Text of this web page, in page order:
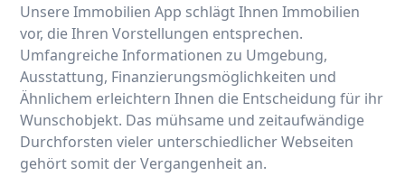
Unsere Immobilien App schlägt Ihnen Immobilien
vor, die Ihren Vorstellungen entsprechen.
Umfangreiche Informationen zu Umgebung,
Ausstattung, Finanzierungsmöglichkeiten und
Ähnlichem erleichtern Ihnen die Entscheidung für ihr
Wunschobjekt. Das mühsame und zeitaufwändige
Durchforsten vieler unterschiedlicher Webseiten
gehört somit der Vergangenheit an.